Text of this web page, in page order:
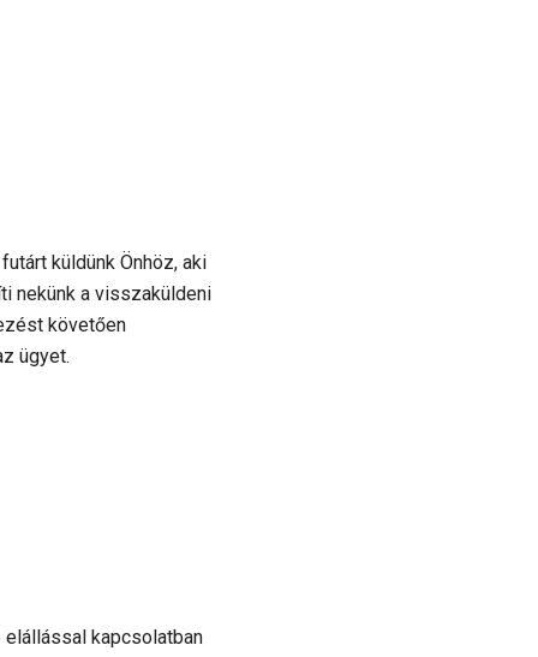
küldünk Önhöz, aki
nekünk a visszaküldeni
követően
ügyet.
elállással kapcsolatban